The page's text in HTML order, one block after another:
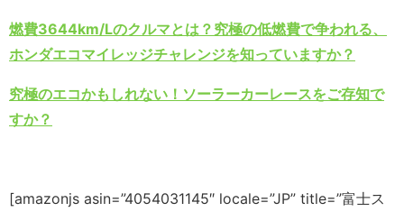
燃費3644km/Lのクルマとは？究極の低燃費で争われる、
ホンダエコマイレッジチャレンジを知っていますか？
究極のエコかもしれない！ソーラーカーレースをご存知で
すか？
[amazonjs asin=”4054031145″ locale=”JP” title=”富士ス